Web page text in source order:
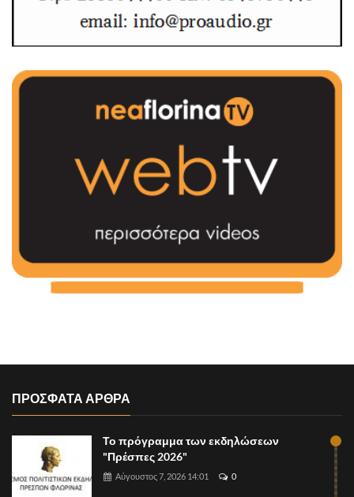
ΠΡΟΣΦΑΤΑ ΑΡΘΡΑ
Το πρόγραμμα των εκδηλώσεων
"Πρέσπες 2026"
Αύγουστος 7, 2026 14:01 0